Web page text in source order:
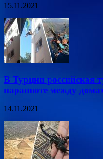
15.11.2021
В Турции российская
парашюте между
14.11.2021